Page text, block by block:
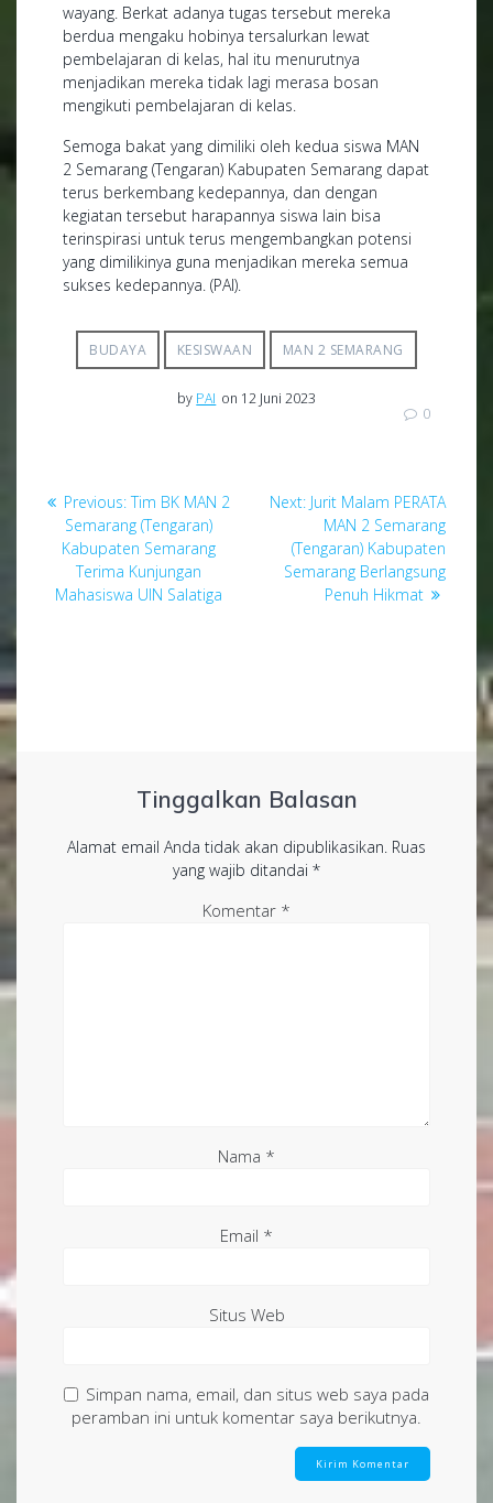
wayang. Berkat adanya tugas tersebut mereka
berdua mengaku hobinya tersalurkan lewat
pembelajaran di kelas, hal itu menurutnya
menjadikan mereka tidak lagi merasa bosan
mengikuti pembelajaran di kelas.
Semoga bakat yang dimiliki oleh kedua siswa MAN
2 Semarang (Tengaran) Kabupaten Semarang dapat
terus berkembang kedepannya, dan dengan
kegiatan tersebut harapannya siswa lain bisa
terinspirasi untuk terus mengembangkan potensi
yang dimilikinya guna menjadikan mereka semua
sukses kedepannya. (PAI).
BUDAYA KESISWAAN MAN 2 SEMARANG
by PAI on 12 Juni 2023
0
Navigasi
pos
Previous:Previous
post:
Tim BK MAN 2
Semarang (Tengaran)
Kabupaten Semarang
Terima Kunjungan
Mahasiswa UIN Salatiga
Next: Next
post:
Jurit Malam PERATA
MAN 2 Semarang
(Tengaran) Kabupaten
Semarang Berlangsung
Penuh Hikmat
Tinggalkan Balasan
Alamat email Anda tidak akan dipublikasikan. Ruas
yang wajib ditandai *
Komentar *
Nama *
Email *
Situs Web
Simpan nama, email, dan situs web saya pada
peramban ini untuk komentar saya berikutnya.